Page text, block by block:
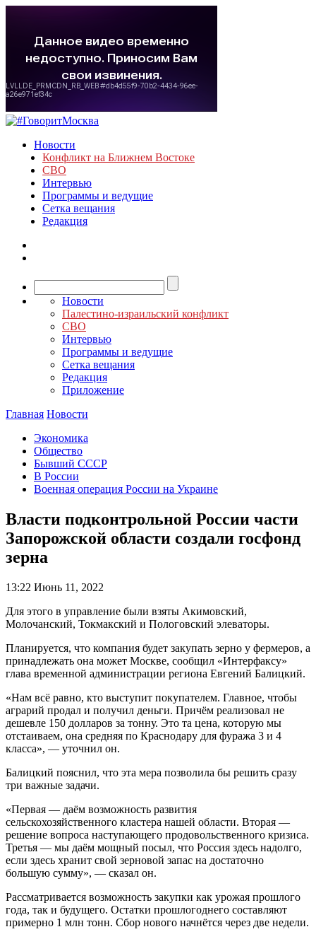
Новости
Конфликт на Ближнем Востоке
СВО
Интервью
Программы и ведущие
Сетка вещания
Редакция
Новости
Палестино-израильский конфликт
СВО
Интервью
Программы и ведущие
Сетка вещания
Редакция
Приложение
Главная Новости
Экономика
Общество
Бывший СССР
В России
Военная операция России на Украине
Власти подконтрольной России части
Запорожской области создали госфонд
зерна
13:22 Июнь 11, 2022
Для этого в управление были взяты Акимовский,
Молочанский, Токмакский и Пологовский элеваторы.
Планируется, что компания будет закупать зерно у фермеров, а
принадлежать она может Москве, сообщил «Интерфаксу»
глава временной администрации региона Евгений Балицкий.
«Нам всё равно, кто выступит покупателем. Главное, чтобы
аграрий продал и получил деньги. Причём реализовал не
дешевле 150 долларов за тонну. Это та цена, которую мы
отстаиваем, она средняя по Краснодару для фуража 3 и 4
класса», — уточнил он.
Балицкий пояснил, что эта мера позволила бы решить сразу
три важные задачи.
«Первая — даём возможность развития
сельскохозяйственного кластера нашей области. Вторая —
решение вопроса наступающего продовольственного кризиса.
Третья — мы даём мощный посыл, что Россия здесь надолго,
если здесь хранит свой зерновой запас на достаточно
большую сумму», — сказал он.
Рассматривается возможность закупки как урожая прошлого
года, так и будущего. Остатки прошлогоднего составляют
примерно 1 млн тонн. Сбор нового начнётся через две недели.